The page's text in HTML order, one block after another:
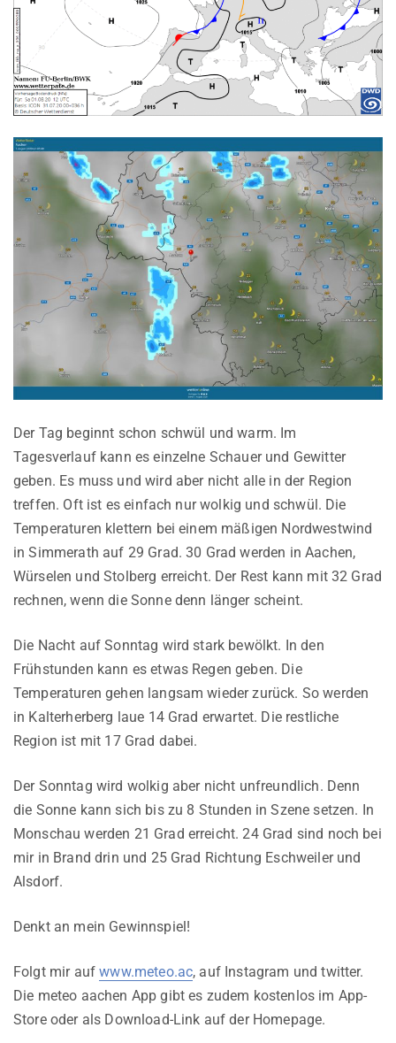
Der Tag beginnt schon schwül und warm. Im
Tagesverlauf kann es einzelne Schauer und Gewitter
geben. Es muss und wird aber nicht alle in der Region
treffen. Oft ist es einfach nur wolkig und schwül. Die
Temperaturen klettern bei einem mäßigen Nordwestwind
in Simmerath auf 29 Grad. 30 Grad werden in Aachen,
Würselen und Stolberg erreicht. Der Rest kann mit 32 Grad
rechnen, wenn die Sonne denn länger scheint.
Die Nacht auf Sonntag wird stark bewölkt. In den
Frühstunden kann es etwas Regen geben. Die
Temperaturen gehen langsam wieder zurück. So werden
in Kalterherberg laue 14 Grad erwartet. Die restliche
Region ist mit 17 Grad dabei.
Der Sonntag wird wolkig aber nicht unfreundlich. Denn
die Sonne kann sich bis zu 8 Stunden in Szene setzen. In
Monschau werden 21 Grad erreicht. 24 Grad sind noch bei
mir in Brand drin und 25 Grad Richtung Eschweiler und
Alsdorf.
Denkt an mein Gewinnspiel!
Folgt mir aufwww.meteo.ac, auf Instagram und twitter.
Die meteo aachen App gibt es zudem kostenlos im App-
Store oder als Download-Link auf der Homepage.